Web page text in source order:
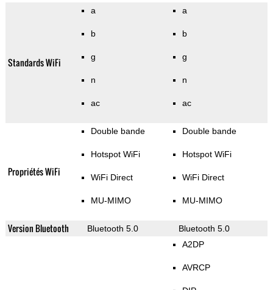
Standards WiFi
a
b
g
n
ac
a
b
g
n
ac
Propriétés WiFi
Double bande
Hotspot WiFi
WiFi Direct
MU-MIMO
Double bande
Hotspot WiFi
WiFi Direct
MU-MIMO
Version Bluetooth Bluetooth 5.0 Bluetooth 5.0
A2DP
AVRCP